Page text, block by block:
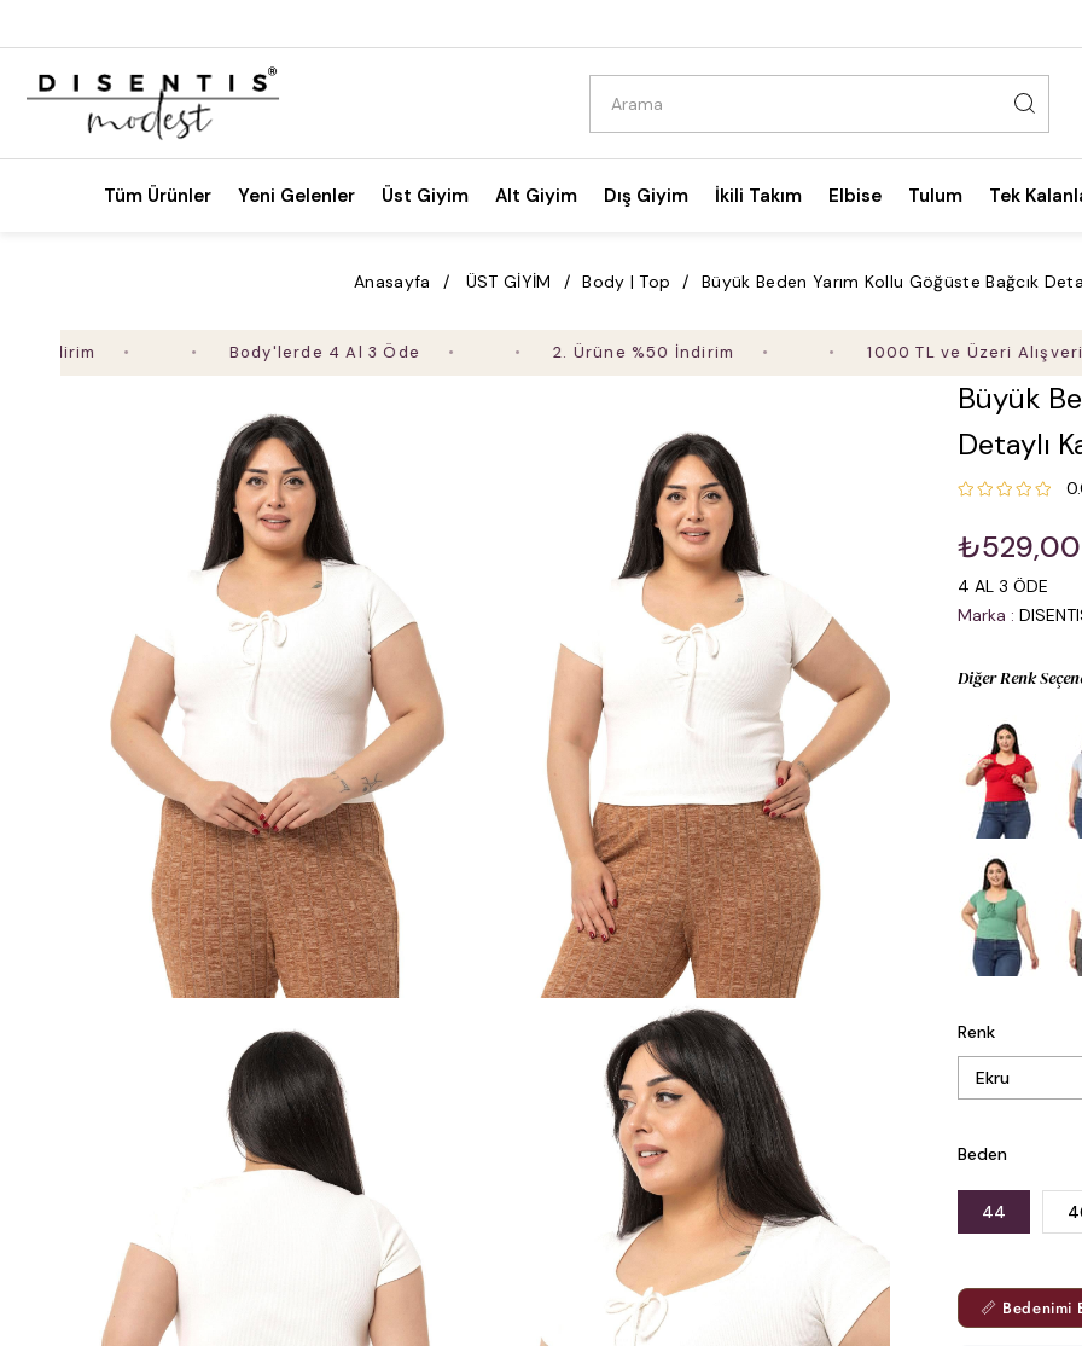
Tüm Ürünler Yeni Gelenler Üst Giyim Alt Giyim Dış Giyim İkili Takım Elbise Tulum Tek
Anasayfa ÜST GİYİM Body | Top Büyük Beden Yarım Kollu Göğüste Bağcık
Body'lerde 4 Al 3 Öde 2. Ürüne %50 İndirim 1000 TL ve Üzeri Alışverişte
Büyük
Detaylı
₺529,00
4 AL 3 ÖDE
Marka :
Diğer Renk
Renk
Beden
44
📏 Bedenimi